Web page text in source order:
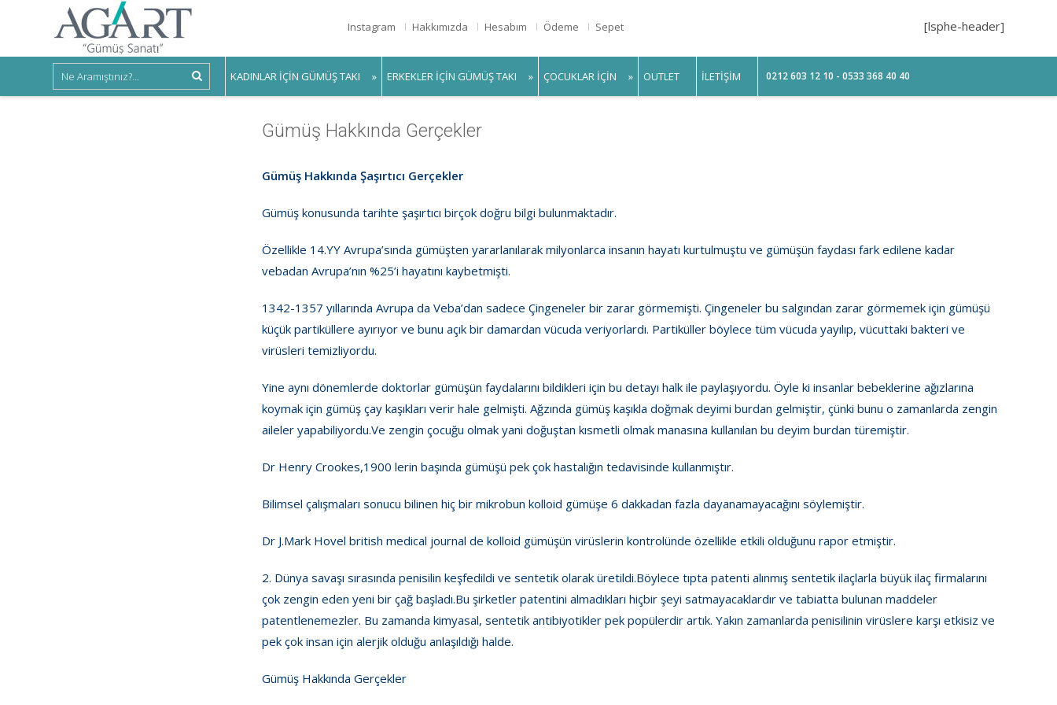
Instagram Hakkımızda Hesabım Ödeme Sepet [lsphe-header]
KADINLAR IÇIN GÜMÜŞ TAKI ERKEKLER IÇIN GÜMÜŞ TAKI ÇOCUKLAR IÇIN OUTLET ILETIŞIM 0212 603 12 10 - 0533 368 40 40
Gümüş Hakkında Gerçekler
Gümüş Hakkında Şaşırtıcı Gerçekler
Gümüş konusunda tarihte şaşırtıcı birçok doğru bilgi bulunmaktadır.
Özellikle 14.YY Avrupa’sında gümüşten yararlanılarak milyonlarca insanın hayatı kurtulmuştu ve gümüşün faydası fark edilene kadar
vebadan Avrupa’nın %25’i hayatını kaybetmişti.
1342-1357 yıllarında Avrupa da Veba’dan sadece Çingeneler bir zarar görmemişti. Çingeneler bu salgından zarar görmemek için gümüşü
küçük partiküllere ayırıyor ve bunu açık bir damardan vücuda veriyorlardı. Partiküller böylece tüm vücuda yayılıp, vücuttaki bakteri ve
virüsleri temizliyordu.
Yine aynı dönemlerde doktorlar gümüşün faydalarını bildikleri için bu detayı halk ile paylaşıyordu. Öyle ki insanlar bebeklerine ağızlarına
koymak için gümüş çay kaşıkları verir hale gelmişti. Ağzında gümüş kaşıkla doğmak deyimi burdan gelmiştir, çünki bunu o zamanlarda zengin
aileler yapabiliyordu.Ve zengin çocuğu olmak yani doğuştan kısmetli olmak manasına kullanılan bu deyim burdan türemiştir.
Dr Henry Crookes,1900 lerin başında gümüşü pek çok hastalığın tedavisinde kullanmıştır.
Bilimsel çalışmaları sonucu bilinen hiç bir mikrobun kolloid gümüşe 6 dakkadan fazla dayanamayacağını söylemiştir.
Dr J.Mark Hovel british medical journal de kolloid gümüşün virüslerin kontrolünde özellikle etkili olduğunu rapor etmiştir.
2. Dünya savaşı sırasında penisilin keşfedildi ve sentetik olarak üretildi.Böylece tıpta patenti alınmış sentetik ilaçlarla büyük ilaç firmalarını
çok zengin eden yeni bir çağ başladı.Bu şirketler patentini almadıkları hiçbir şeyi satmayacaklardır ve tabiatta bulunan maddeler
patentlenemezler. Bu zamanda kimyasal, sentetik antibiyotikler pek popülerdir artık. Yakın zamanlarda penisilinin virüslere karşı etkisiz ve
pek çok insan için alerjik olduğu anlaşıldığı halde.
Gümüş Hakkında Gerçekler